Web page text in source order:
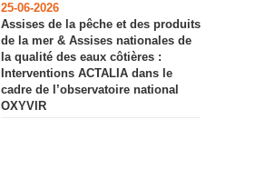
25-06-2026
Assises de la pêche et des produits
de la mer & Assises nationales de
la qualité des eaux côtières :
Interventions ACTALIA dans le
cadre de l’observatoire national
OXYVIR